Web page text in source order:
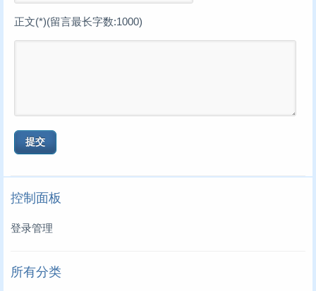
正文(*)(留言最长字数:1000)
控制面板
登录管理
所有分类